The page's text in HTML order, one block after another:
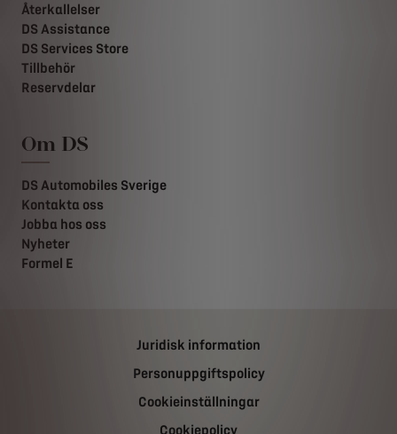
Återkallelser
DS Assistance
DS Services Store
Tillbehör
Reservdelar
Om DS
DS Automobiles Sverige
Kontakta oss
Jobba hos oss
Nyheter
Formel E
Juridisk information
Personuppgiftspolicy
Cookieinställningar
Cookiepolicy